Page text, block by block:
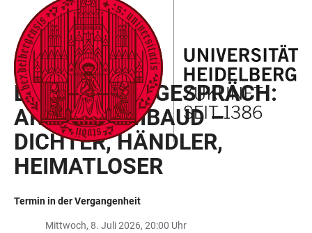
LINKS
ZUR
BARRIEREFREIHEIT
ZUM
HAUPTINHALT
HAUPTNAVIGATION
ÖFFNEN
WEBSEITENSUCHE
ÖFFNEN
SFB 1671 HEIMAT(EN)
LESUNG UND GESPRÄCH:
ARTHUR RIMBAUD –
DICHTER, HÄNDLER,
HEIMATLOSER
Termin in der Vergangenheit
Mittwoch, 8. Juli 2026, 20:00 Uhr